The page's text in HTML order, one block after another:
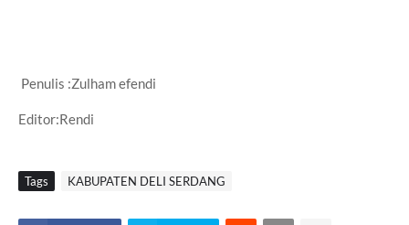
Penulis :Zulham efendi
Editor:Rendi
Tags KABUPATEN DELI SERDANG